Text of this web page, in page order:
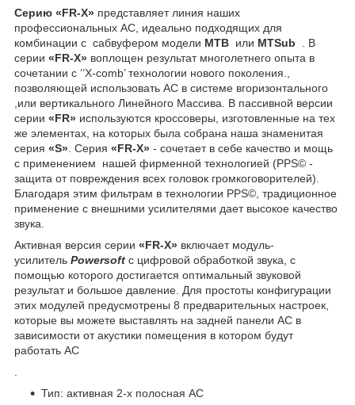
Серию «FR-X» представляет линия наших
профессиональных АС, идеально подходящих для
комбинации с сабвуфером модели MTB или MTSub . В
серии «FR-X» воплощен результат многолетнего опыта в
сочетании с ‘’X-comb’ технологии нового поколения.,
позволяющей использовать АС в системе вгоризонтального
,или вертикального Линейного Массива. В пассивной версии
серии «FR» используются кроссоверы, изготовленные на тех
же элементах, на которых была собрана наша знаменитая
серия «S». Серия «FR-X» - сочетает в себе качество и мощь
с применением нашей фирменной технологией (PPS© -
защита от повреждения всех головок громкоговорителей).
Благодаря этим фильтрам в технологии PPS©, традиционное
применение с внешними усилителями дает высокое качество
звука.
Активная версия серии «FR-X» включает модуль-
усилитель Powersoft с цифровой обработкой звука, с
помощью которого достигается оптимальный звуковой
результат и большое давление. Для простоты конфигурации
этих модулей предусмотрены 8 предварительных настроек,
которые вы можете выставлять на задней панели АС в
зависимости от акустики помещения в котором будут
работать АС
.
Тип: активная 2-х полосная АС